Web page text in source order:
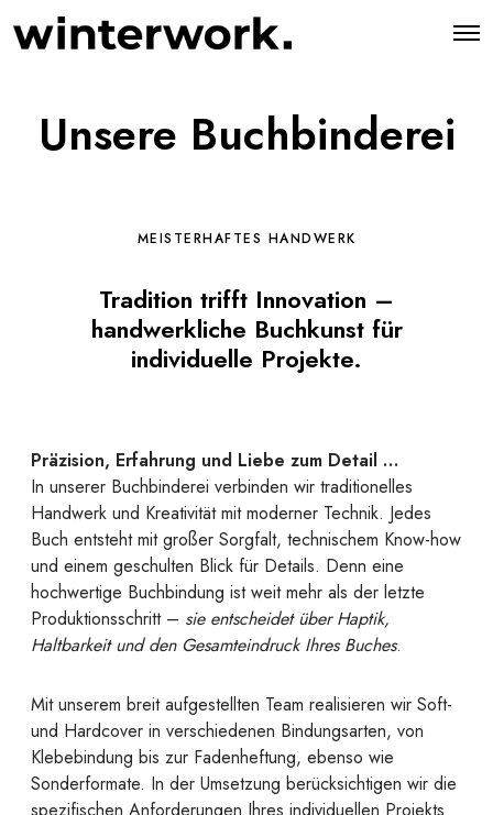
O
e
n
Unsere Buchbinderei
MEISTERHAFTES HANDWERK
Tradition trifft Innovation –
handwerkliche Buchkunst für
individuelle Projekte.
Präzision, Erfahrung und Liebe zum Detail …
In unserer Buchbinderei verbinden wir traditionelles
Handwerk und Kreativität mit moderner Technik. Jedes
Buch entsteht mit großer Sorgfalt, technischem Know-how
und einem geschulten Blick für Details. Denn eine
hochwertige Buchbindung ist weit mehr als der letzte
Produktionsschritt – sie entscheidet über Haptik,
Haltbarkeit und den Gesamteindruck Ihres Buches.
Mit unserem breit aufgestellten Team realisieren wir Soft-
und Hardcover in verschiedenen Bindungsarten, von
Klebebindung bis zur Fadenheftung, ebenso wie
Sonderformate. In der Umsetzung berücksichtigen wir die